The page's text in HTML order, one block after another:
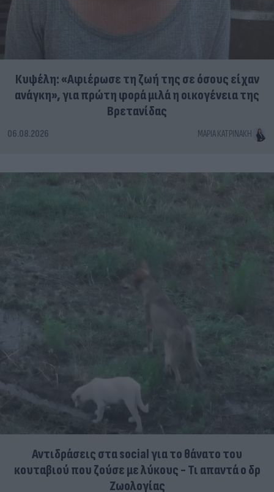
Κυψέλη: «Αφιέρωσε τη ζωή της σε όσους είχαν
ανάγκη», για πρώτη φορά μιλά η οικογένεια της
Βρετανίδας
06.08.2026 ΜΑΡΊΑ ΚΑΤΡΙΝΆΚΗ
Αντιδράσεις στα social για το θάνατο του
κουταβιού που ζούσε με λύκους - Τι απαντά ο δρ
Ζωολογίας